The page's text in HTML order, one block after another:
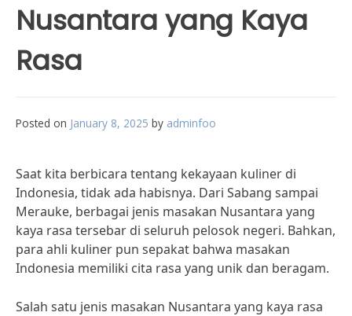
Nusantara yang Kaya
Rasa
Posted on January 8, 2025 by adminfoo
Saat kita berbicara tentang kekayaan kuliner di
Indonesia, tidak ada habisnya. Dari Sabang sampai
Merauke, berbagai jenis masakan Nusantara yang
kaya rasa tersebar di seluruh pelosok negeri. Bahkan,
para ahli kuliner pun sepakat bahwa masakan
Indonesia memiliki cita rasa yang unik dan beragam.
Salah satu jenis masakan Nusantara yang kaya rasa